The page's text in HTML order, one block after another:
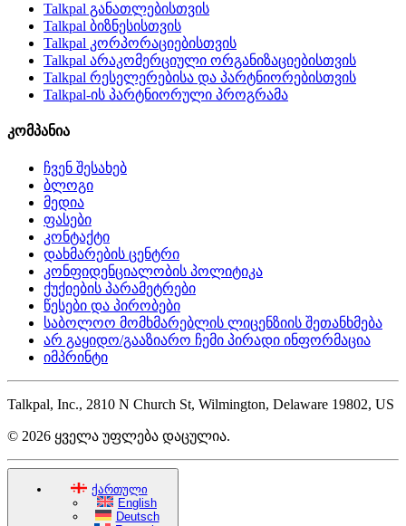
Talkpal განათლებისთვის
Talkpal ბიზნესისთვის
Talkpal კორპორაციებისთვის
Talkpal არაკომერციული ორგანიზაციებისთვის
Talkpal რესელერებისა და პარტნიორებისთვის
Talkpal-ის პარტნიორული პროგრამა
კომპანია
ჩვენ შესახებ
ბლოგი
მედია
ფასები
კონტაქტი
დახმარების ცენტრი
კონფიდენციალობის პოლიტიკა
ქუქიების პარამეტრები
წესები და პირობები
საბოლოო მომხმარებლის ლიცენზიის შეთანხმება
არ გაყიდო/გააზიარო ჩემი პირადი ინფორმაცია
იმპრინტი
Talkpal, Inc., 2810 N Church St, Wilmington, Delaware 19802, US
© 2026 ყველა უფლება დაცულია.
ქართული
English
Deutsch